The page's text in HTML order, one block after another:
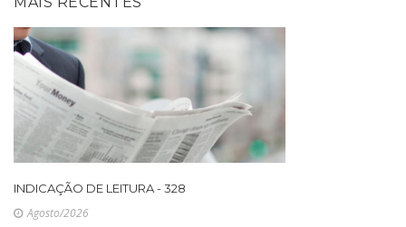
INDICAÇÃO DE LEITURA - 328
Agosto/2026